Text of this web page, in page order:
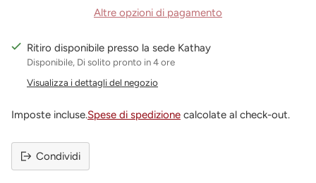
Altre opzioni di pagamento
Ritiro disponibile presso la sede Kathay
Disponibile, Di solito pronto in 4 ore
Visualizza i dettagli del negozio
Imposte incluse.Spese di spedizione calcolate al check-out.
Condividi